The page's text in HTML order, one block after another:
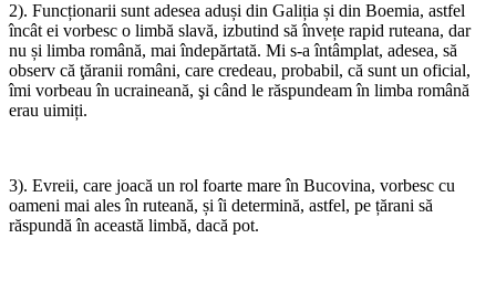
2). Funcționarii sunt adesea aduși din Galiția și din Boemia, astfel
încât ei vorbesc o limbă slavă, izbutind să învețe rapid ruteana, dar
nu și limba română, mai îndepărtată. Mi s-a întâmplat, adesea, să
observ că ţăranii români, care credeau, probabil, că sunt un oficial,
îmi vorbeau în ucraineană, şi când le răspundeam în limba română
erau uimiți.
3). Evreii, care joacă un rol foarte mare în Bucovina, vorbesc cu
oameni mai ales în ruteană, și îi determină, astfel, pe țărani să
răspundă în această limbă, dacă pot.